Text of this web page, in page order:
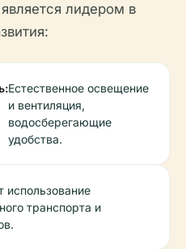
лидером в
Естественное освещение
и вентиляция,
водосберегающие
удобства.
использование
транспорта и